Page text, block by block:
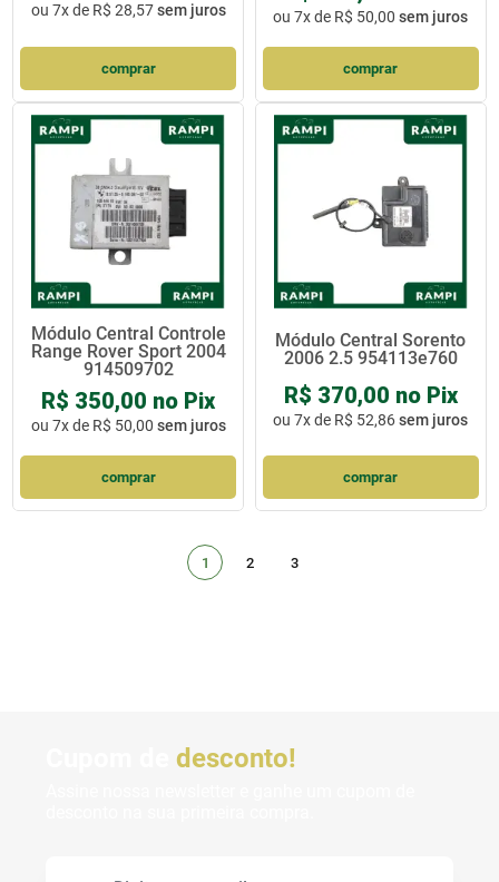
ou 7x de R$ 28,57sem juros
comprar
ou7x de R$ 50,00 sem juros
comprar
Módulo Central Controle
Range Rover Sport 2004
914509702
R$ 350,00 no Pix
ou 7x de R$ 50,00 sem juros
comprar
Módulo Central Sorento
2006 2.5 954113e760
R$ 370,00 no Pix
ou7x de R$ 52,86sem juros
comprar
1 2 3
Cupom dedesconto!